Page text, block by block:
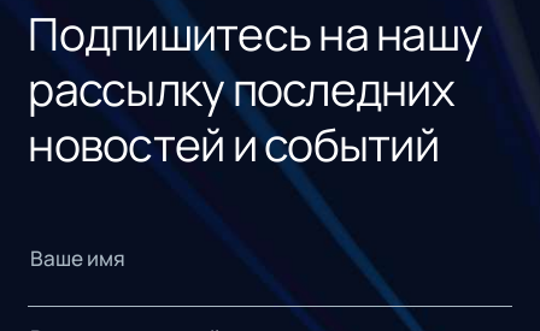
Подпишитесь на нашу
рассылку последних
новостей и событий